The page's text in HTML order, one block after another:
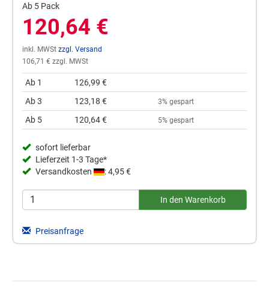
Ab 5 Pack
120,64 €
inkl. MWSt zzgl. Versand
106,71 € zzgl. MWSt
Ab 1
126,99 €
Ab 3
123,18 € 3% gespart
Ab 5 120,64 € 5% gespart
sofort lieferbar
Lieferzeit 1-3 Tage*
Versandkosten
: 4,95 €
Preisanfrage